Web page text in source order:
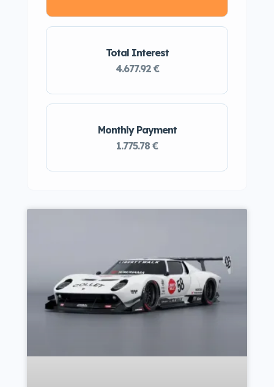
Monthly Payment
1.775.78 €
Total Interest
4.677.92 €